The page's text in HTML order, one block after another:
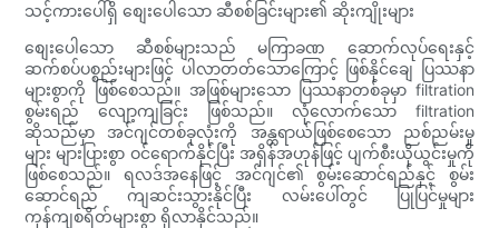
သင့်ကားပေါ်ရှိ စျေးပေါသော ဆီစစ်ခြင်းများ၏ ဆိုးကျိုးများ
စျေးပေါသော ဆီစစ်များသည် မကြာခဏ ဆောက်လုပ်ရေးနှင့်
ဆက်စပ်ပစ္စည်းများဖြင့် ပါလာတတ်သောကြောင့် ဖြစ်နိုင်ချေ ပြဿနာ
များစွာကို ဖြစ်စေသည်။ အဖြစ်များသော ပြဿနာတစ်ခုမှာ filtration
စွမ်းရည် လျော့ကျခြင်း ဖြစ်သည်။ လုံလောက်သော filtration
ဆိုသည်မှာ အင်ဂျင်တစ်ခုလုံးကို အန္တရာယ်ဖြစ်စေသော ညစ်ညမ်းမှု
များ များပြားစွာ ဝင်ရောက်နိုင်ပြီး အရှိန်အဟုန်ဖြင့် ပျက်စီးယိုယွင်းမှုကို
ဖြစ်စေသည်။ ရလဒ်အနေဖြင့် အင်ဂျင်၏ စွမ်းဆောင်ရည်နှင့် စွမ်း
ဆောင်ရည် ကျဆင်းသွားနိုင်ပြီး လမ်းပေါ်တွင် ပြုပြင်မှုများ
ကုန်ကျစရိတ်များစွာ ရှိလာနိုင်သည်။